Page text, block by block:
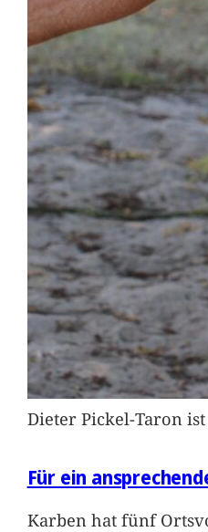
Dieter Pickel-Taron
Für ein
Karben hat fünf